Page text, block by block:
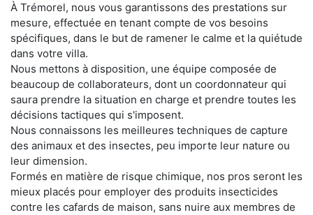
À Trémorel, nous vous garantissons des prestations sur
mesure, effectuée en tenant compte de vos besoins
spécifiques, dans le but de ramener le calme et la quiétude
dans votre villa.
Nous mettons à disposition, une équipe composée de
beaucoup de collaborateurs, dont un coordonnateur qui
saura prendre la situation en charge et prendre toutes les
décisions tactiques qui s'imposent.
Nous connaissons les meilleures techniques de capture
des animaux et des insectes, peu importe leur nature ou
leur dimension.
Formés en matière de risque chimique, nos pros seront les
mieux placés pour employer des produits insecticides
contre les cafards de maison, sans nuire aux membres de